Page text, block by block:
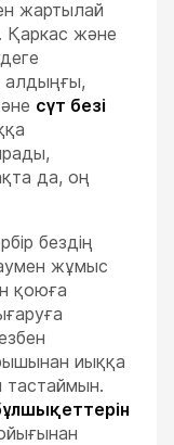
жартылай
Қаркас және
алдыңғы,
сүт безі
да, оң
бездің
жұмыс
қоюға
иыққа
тастаймын.